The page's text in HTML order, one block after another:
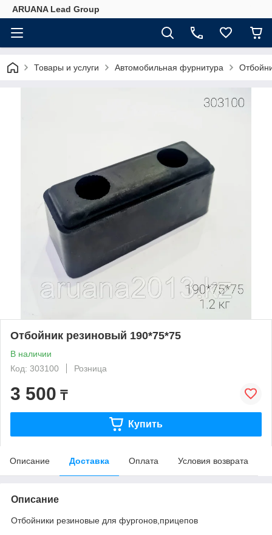
ARUANA Lead Group
Товары и услуги Автомобильная фурнитура
Отбойник резиновый 190*75*75
В наличии
Код: 303100
Розница
3 500 ₸
Купить
Описание Доставка Оплата Условия возврата
Описание
Отбойники резиновые для фургонов,прицепов